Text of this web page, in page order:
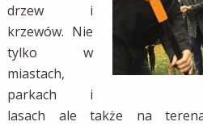
drzew i
krzewów. Nie
tylko w
miastach,
parkach i
lasach ale także na